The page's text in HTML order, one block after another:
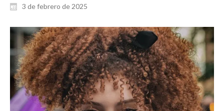
3 de febrero de 2025